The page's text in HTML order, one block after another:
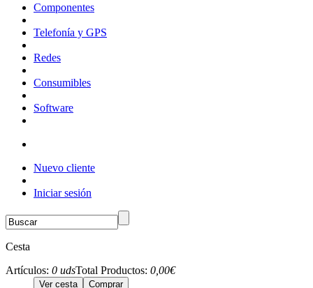
Componentes
Telefonía y GPS
Redes
Consumibles
Software
Nuevo cliente
Iniciar sesión
Cesta
Artículos: 0 udsTotal Productos: 0,00€